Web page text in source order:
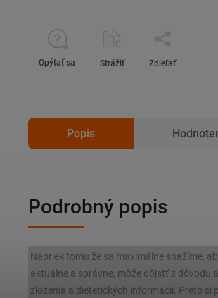
Opýtať sa Strážiť Zdieľať
Popis
Podrobný popis
Napriek tomu že sa maximálne snažíme,
aktuálne a správne, môže dôjstť z dôvodu
zloženia a dietetických informácií. Preto si